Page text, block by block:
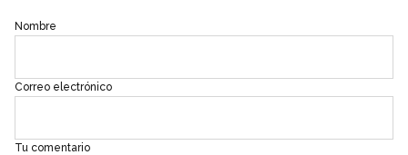
Nombre
Correo electrónico
Tu comentario